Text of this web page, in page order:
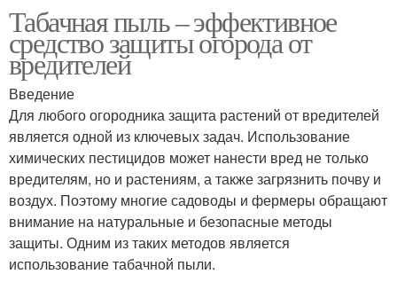
Табачная пыль – эффективное
средство защиты огорода от
вредителей
Введение
Для любого огородника защита растений от вредителей
является одной из ключевых задач. Использование
химических пестицидов может нанести вред не только
вредителям, но и растениям, а также загрязнить почву и
воздух. Поэтому многие садоводы и фермеры обращают
внимание на натуральные и безопасные методы
защиты. Одним из таких методов является
использование табачной пыли.